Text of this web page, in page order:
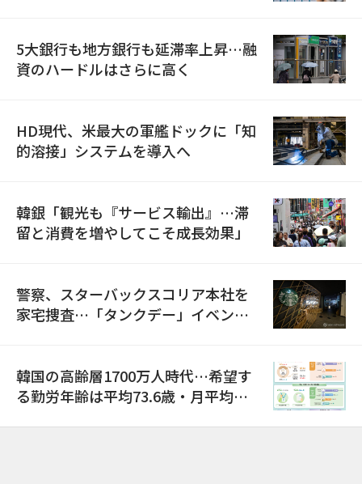
5大銀行も地方銀行も延滞率上昇…融
資のハードルはさらに高く
HD現代、米最大の軍艦ドックに「知
的溶接」システムを導入へ
韓銀「観光も『サービス輸出』…滞
留と消費を増やしてこそ成長効果」
警察、スターバックスコリア本社を
家宅捜査…「タンクデー」イベント
韓国の高齢層1700万人時代…希望す
る勤労年齢は平均73.6歳・月平均賃